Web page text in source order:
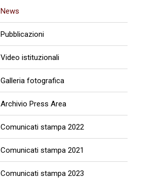
News
Pubblicazioni
Video istituzionali
Galleria fotografica
Archivio Press Area
Comunicati stampa 2022
Comunicati stampa 2021
Comunicati stampa 2023